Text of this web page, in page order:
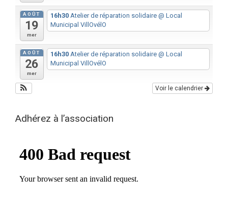
AOÛT
19
mer
16h30 Atelier de réparation solidaire @ Local
Municipal VillOvélO
AOÛT
26
mer
16h30 Atelier de réparation solidaire @ Local
Municipal VillOvélO
Voir le calendrier
Adhérez à l’association